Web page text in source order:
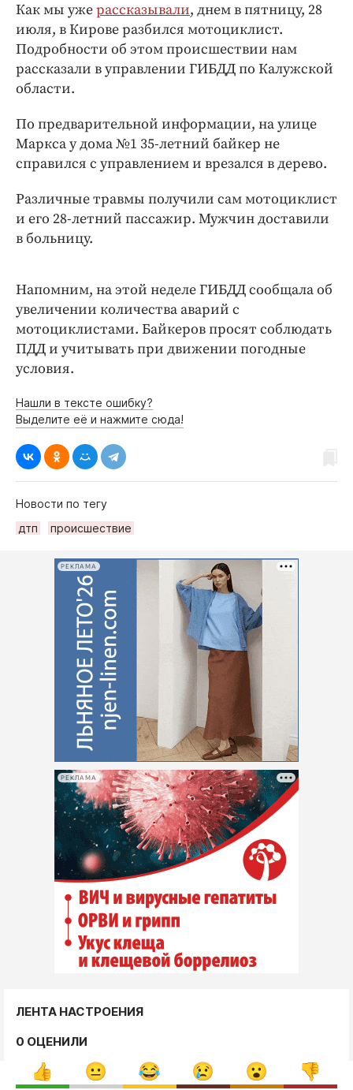
Медиаперсона
Интересное чтиво
Клиника года
Бренд года
Как мы ужерассказывали, днем в пятницу, 28
июля, в Кирове разбился мотоциклист.
Подробности об этом происшествии нам
рассказали в управлении ГИБДД по Калужской
области.
По предварительной информации, на улице
Маркса у дома №1 35-летний байкер не
справился с управлением и врезался в дерево.
Различные травмы получили сам мотоциклист
и его 28-летний пассажир. Мужчин доставили
в больницу.
Напомним, на этой неделе ГИБДД сообщала об
увеличении количества аварий с
мотоциклистами. Байкеров просят соблюдать
ПДД и учитывать при движении погодные
условия.
Нашли в тексте ошибку?
Выделите её и нажмите сюда!
Новости по тегу
дтп
происшествие
РЕКЛАМА
РЕКЛАМА
ЛЕНТА НАСТРОЕНИЯ
0 ОЦЕНИЛИ